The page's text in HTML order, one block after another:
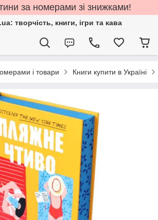
за номерами зі знижками!
творчість, книги, ігри та кава
і товари Книги купити в Україні